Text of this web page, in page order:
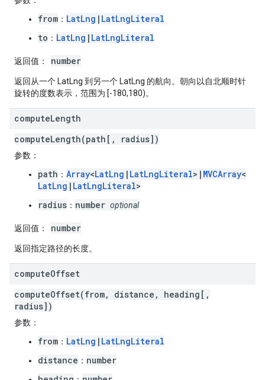
from ： LatLng | LatLngLiteral
to ： LatLng | LatLngLiteral
返回值 ： number
返回从一个 LatLng 到另一个 LatLng 的航向。朝向以自北顺时针
旋转的度数表示，范围为 [-180,180)。
computeLength
computeLength(path[, radius])
参数 ：
path ： Array<LatLng | LatLngLiteral>| MVCArray<
LatLng | LatLngLiteral>
radius ： number optional
返回值 ： number
返回指定路径的长度。
computeOffset
computeOffset(from, distance, heading[,
radius])
参数 ：
from ： LatLng | LatLngLiteral
distance ： number